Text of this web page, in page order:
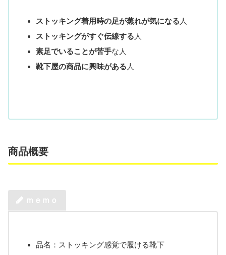
ストッキング着用時の足が蒸れが気になる 人
ストッキングがすぐ伝線する 人
素足でいることが苦手な人
靴下屋の商品に興味がある 人
商品概要
ｍｅｍｏ
品名：ストッキング感覚で履ける靴下